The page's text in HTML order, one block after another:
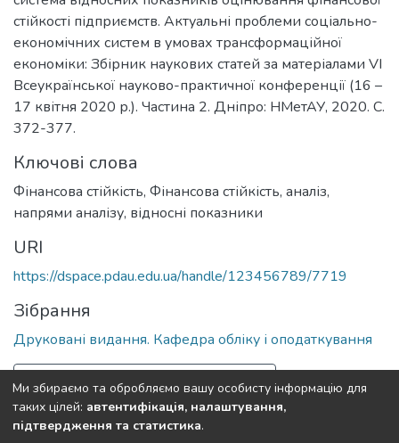
стійкості підприємств. Актуальні проблеми соціально-
економічних систем в умовах трансформаційної
економіки: Збірник наукових статей за матеріалами VІ
Всеукраїнської науково-практичної конференції (16 –
17 квітня 2020 р.). Частина 2. Дніпро: НМетАУ, 2020. С.
372-377.
Ключові слова
Фінансова стійкість, Фінансова стійкість, аналіз,
напрями аналізу, відносні показники
URI
https://dspace.pdau.edu.ua/handle/123456789/7719
Зібрання
Друковані видання. Кафедра обліку і оподаткування
Повна інформація про документ
Полтавський державний аграрний університет
Ми збираємо та обробляємо вашу особисту інформацію для
таких цілей: автентифікація, налаштування,
підтвердження та статистика.